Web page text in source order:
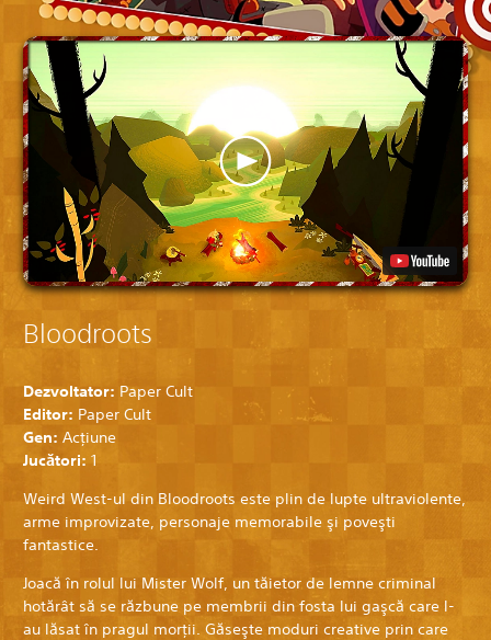
Bloodroots
Dezvoltator: Paper Cult
Editor: Paper Cult
Gen: Acţiune
Jucători: 1
Weird West-ul din Bloodroots este plin de lupte ultraviolente,
arme improvizate, personaje memorabile şi poveşti
fantastice.
Joacă în rolul lui Mister Wolf, un tăietor de lemne criminal
hotărât să se răzbune pe membrii din fosta lui gaşcă care l-
au lăsat în pragul morţii. Găseşte moduri creative prin care